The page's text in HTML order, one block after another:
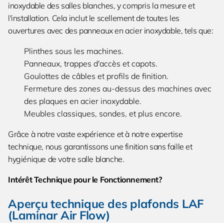
inoxydable des salles blanches, y compris la mesure et
l'installation. Cela inclut le scellement de toutes les
ouvertures avec des panneaux en acier inoxydable, tels que:
Plinthes sous les machines.
Panneaux, trappes d'accès et capots.
Goulottes de câbles et profils de finition.
Fermeture des zones au-dessus des machines avec
des plaques en acier inoxydable.
Meubles classiques, sondes, et plus encore.
Grâce à notre vaste expérience et à notre expertise
technique, nous garantissons une finition sans faille et
hygiénique de votre salle blanche.
Intérêt Technique pour le Fonctionnement?
Aperçu technique des plafonds LAF
(Laminar Air Flow)